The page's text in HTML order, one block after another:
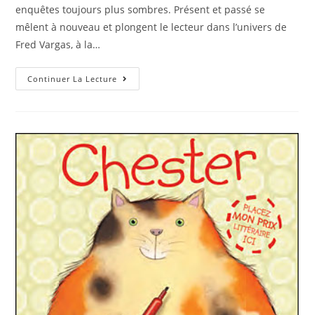
enquêtes toujours plus sombres. Présent et passé se
mêlent à nouveau et plongent le lecteur dans l’univers de
Fred Vargas, à la…
Continuer La Lecture